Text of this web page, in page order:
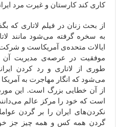
کاری کند کارستان و غیرت مرد
از بحث زنان در فیلم لاتاری که
به سخره گرفته می‌شود مانند
ایالات متحده‌ی آمریکاست و شرکت
موفقیت در عرصه‌ی مدیریت
طوری از لاتاری و رد کردن
می‌شود که انگار مهاجرت به
از آن خطایی بزرگ است. این مورد
است که خود را مرکز عالم
نکردن‌های ایران را بر گردن
گردن همه کس و همه چیز جز